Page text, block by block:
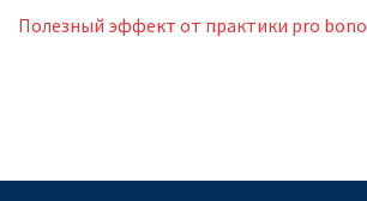
Полезный эффект от практики pro bono